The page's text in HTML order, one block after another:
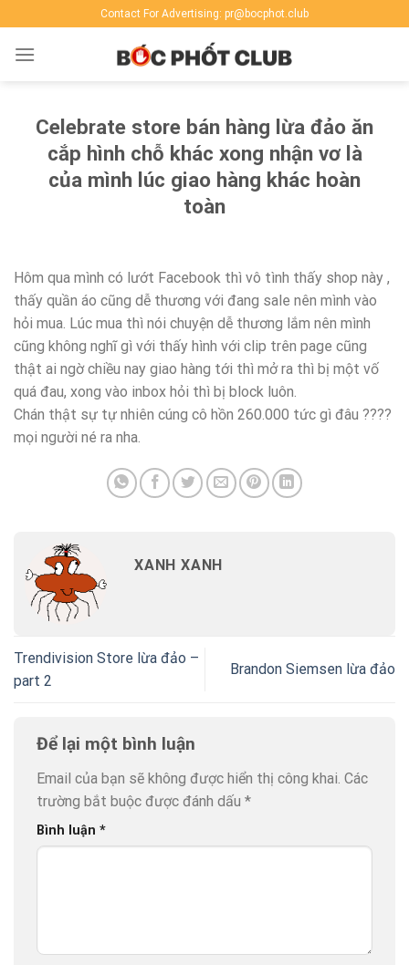
to
content
Contact For Advertising: pr@bocphot.club
Celebrate store bán hàng lừa đảo ăn
cắp hình chỗ khác xong nhận vơ là
của mình lúc giao hàng khác hoàn
toàn
Hôm qua mình có lướt Facebook thì vô tình thấy shop này ,
thấy quần áo cũng dễ thương với đang sale nên mình vào
hỏi mua. Lúc mua thì nói chuyện dễ thương lắm nên mình
cũng không nghĩ gì với thấy hình với clip trên page cũng
thật ai ngờ chiều nay giao hàng tới thì mở ra thì bị một vố
quá đau, xong vào inbox hỏi thì bị block luôn.
Chán thật sự tự nhiên cúng cô hồn 260.000 tức gì đâu ????
mọi người né ra nha.
XANH XANH
Trendivision Store lừa đảo –
part 2
Brandon Siemsen lừa đảo
Để lại một bình luận
Email của bạn sẽ không được hiển thị công khai. Các
trường bắt buộc được đánh dấu *
Bình luận *